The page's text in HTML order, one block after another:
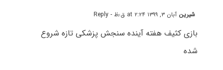
شیرین آبان ۳, ۱۳۹۹ at ۲:۲۴ ق٫ظ - Reply
بازی کثیف هفته آینده سنجش پزشکی تازه شروع
شده